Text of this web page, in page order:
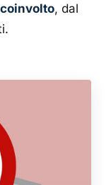
, dal